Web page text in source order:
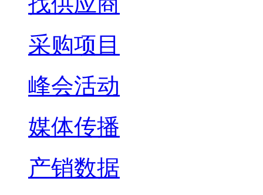
采购项目
峰会活动
媒体传播
产销数据